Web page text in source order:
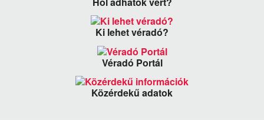
Ki lehet véradó?
Véradó Portál
Közérdekű adatok